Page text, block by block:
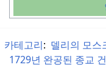
카테고리: 델리의 모스
1729년 완공된 종교